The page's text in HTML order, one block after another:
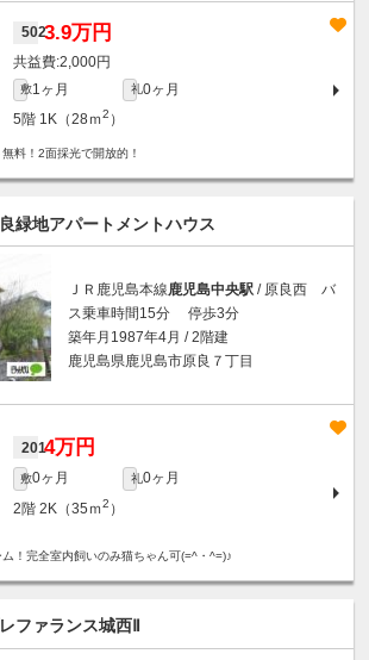
5023.9万円
2,000円
敷1ヶ月 礼0ヶ月
5階 1K（28ｍ2 ）
料！2面採光で開放的！
緑地アパートメントハウス
ＪＲ鹿児島本線鹿児島中央駅 / 原良西 バ
ス乗車時間15分 停歩3分
築年月1987年4月 / 2階建
鹿児島県鹿児島市原良７丁目
2014万円
敷0ヶ月 礼0ヶ月
2階 2K（35ｍ2 ）
！完全室内飼いのみ猫ちゃん可(=^・^=)♪
ファランス城西Ⅱ